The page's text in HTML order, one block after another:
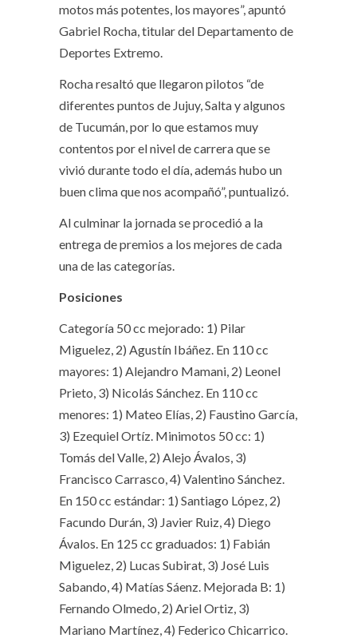
motos más potentes, los mayores”, apuntó
Gabriel Rocha, titular del Departamento de
Deportes Extremo.
Rocha resaltó que llegaron pilotos “de
diferentes puntos de Jujuy, Salta y algunos
de Tucumán, por lo que estamos muy
contentos por el nivel de carrera que se
vivió durante todo el día, además hubo un
buen clima que nos acompañó”, puntualizó.
Al culminar la jornada se procedió a la
entrega de premios a los mejores de cada
una de las categorías.
Posiciones
Categoría 50 cc mejorado: 1) Pilar
Miguelez, 2) Agustín Ibáñez. En 110 cc
mayores: 1) Alejandro Mamani, 2) Leonel
Prieto, 3) Nicolás Sánchez. En 110 cc
menores: 1) Mateo Elías, 2) Faustino García,
3) Ezequiel Ortíz. Minimotos 50 cc: 1)
Tomás del Valle, 2) Alejo Ávalos, 3)
Francisco Carrasco, 4) Valentino Sánchez.
En 150 cc estándar: 1) Santiago López, 2)
Facundo Durán, 3) Javier Ruiz, 4) Diego
Ávalos. En 125 cc graduados: 1) Fabián
Miguelez, 2) Lucas Subirat, 3) José Luis
Sabando, 4) Matías Sáenz. Mejorada B: 1)
Fernando Olmedo, 2) Ariel Ortiz, 3)
Mariano Martínez, 4) Federico Chicarrico.